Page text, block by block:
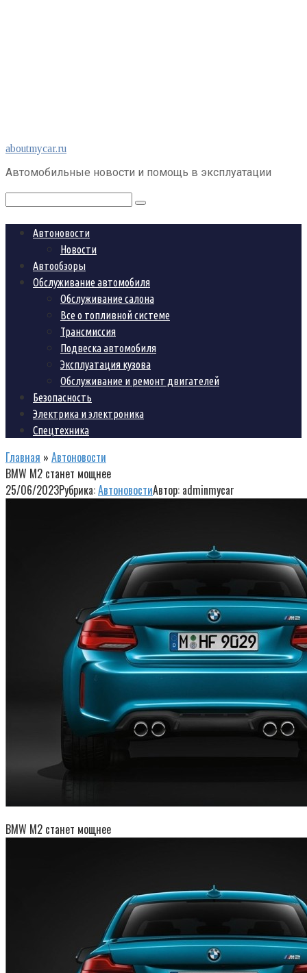
Перейти
к
aboutmycar.ru
Автомобильные новости и помощь в эксплуатации
Поиск:
Автоновости
Новости
Автообзоры
Обслуживание автомобиля
Обслуживание салона
Все о топливной системе
Трансмиссия
Подвеска автомобиля
Эксплуатация кузова
Обслуживание и ремонт двигателей
Безопасность
Электрика и электроника
Спецтехника
Главная » Автоновости
BMW M2 станет мощнее
25/06/2023Рубрика:АвтоновостиАвтор: adminmycar
BMW M2 станет мощнее